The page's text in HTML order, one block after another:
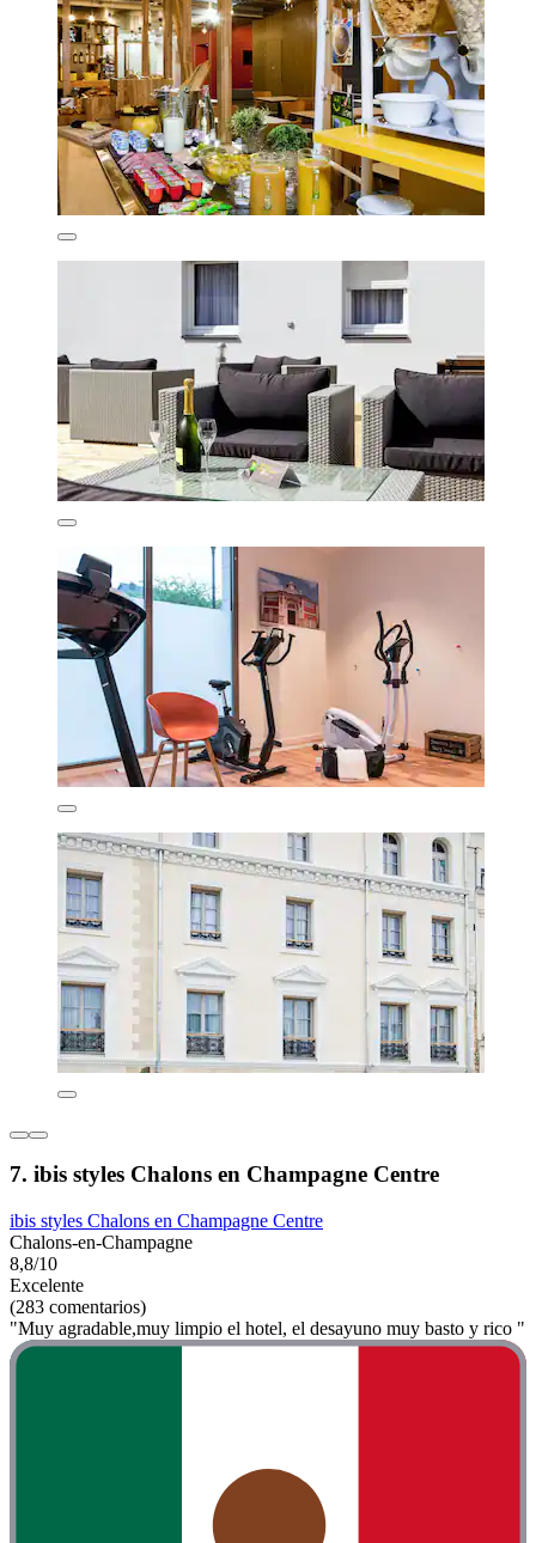
7. ibis styles Chalons en Champagne Centre
ibis styles Chalons en Champagne Centre
Chalons-en-Champagne
8,8/10
Excelente
(283 comentarios)
"Muy agradable,muy limpio el hotel, el desayuno muy basto y rico "